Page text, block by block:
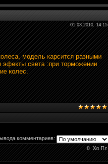
01.03.2010, 14:15
модель карсится разными
эфекты света :при торможении
колес.
комментариев:
0